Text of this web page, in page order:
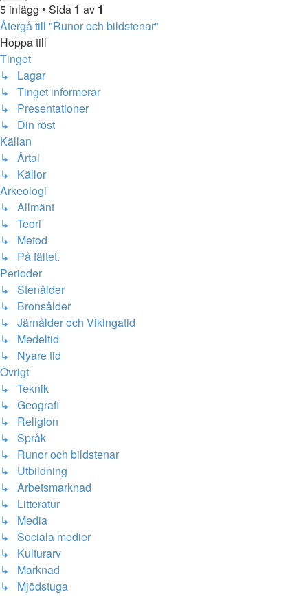
5 inlägg • Sida 1 av 1
Återgå till "Runor och bildstenar"
Hoppa till
Tinget
↳ Lagar
↳ Tinget informerar
↳ Presentationer
↳ Din röst
Källan
↳ Årtal
↳ Källor
Arkeologi
↳ Allmänt
↳ Teori
↳ Metod
↳ På fältet.
Perioder
↳ Stenålder
↳ Bronsålder
↳ Järnålder och Vikingatid
↳ Medeltid
↳ Nyare tid
Övrigt
↳ Teknik
↳ Geografi
↳ Religion
↳ Språk
↳ Runor och bildstenar
↳ Utbildning
↳ Arbetsmarknad
↳ Litteratur
↳ Media
↳ Sociala medier
↳ Kulturarv
↳ Marknad
↳ Mjödstuga